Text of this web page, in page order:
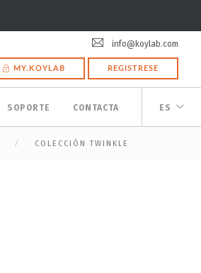
info@koylab.com
MY.KOYLAB REGISTRESE
SOPORTE CONTACTA ES
COLECCIÓN TWINKLE